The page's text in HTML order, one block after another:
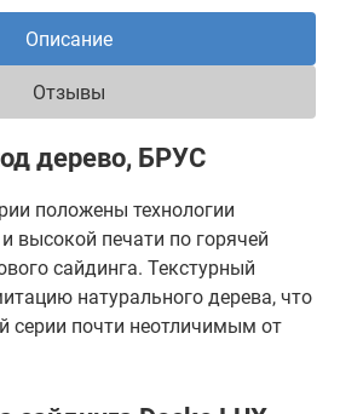
Описание
Отзывы
дерево, БРУС
положены технологии
высокой печати по горячей
сайдинга. Текстурный
натурального дерева, что
серии почти неотличимым от